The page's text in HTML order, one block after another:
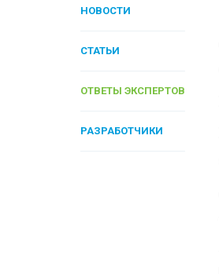
НОВОСТИ
СТАТЬИ
ОТВЕТЫ ЭКСПЕРТОВ
РАЗРАБОТЧИКИ